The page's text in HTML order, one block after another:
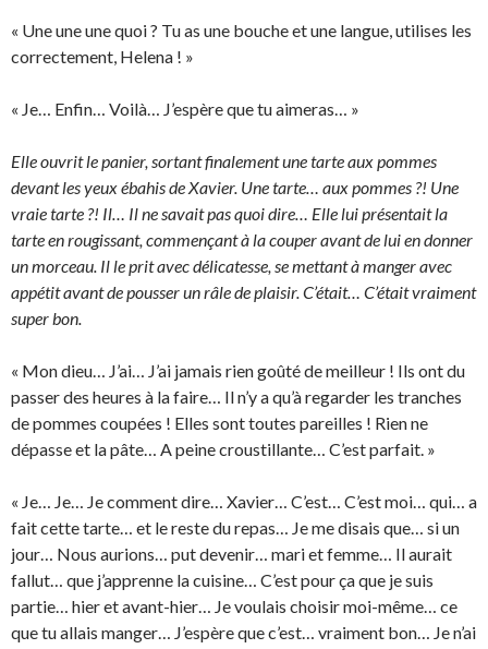
« Une une une quoi ? Tu as une bouche et une langue, utilises les
correctement, Helena ! »
« Je… Enfin… Voilà… J’espère que tu aimeras… »
Elle ouvrit le panier, sortant finalement une tarte aux pommes
devant les yeux ébahis de Xavier. Une tarte… aux pommes ?! Une
vraie tarte ?! Il… Il ne savait pas quoi dire… Elle lui présentait la
tarte en rougissant, commençant à la couper avant de lui en donner
un morceau. Il le prit avec délicatesse, se mettant à manger avec
appétit avant de pousser un râle de plaisir. C’était… C’était vraiment
super bon.
« Mon dieu… J’ai… J’ai jamais rien goûté de meilleur ! Ils ont du
passer des heures à la faire… Il n’y a qu’à regarder les tranches
de pommes coupées ! Elles sont toutes pareilles ! Rien ne
dépasse et la pâte… A peine croustillante… C’est parfait. »
« Je… Je… Je comment dire… Xavier… C’est… C’est moi… qui… a
fait cette tarte… et le reste du repas… Je me disais que… si un
jour… Nous aurions… put devenir… mari et femme… Il aurait
fallut… que j’apprenne la cuisine… C’est pour ça que je suis
partie… hier et avant-hier… Je voulais choisir moi-même… ce
que tu allais manger… J’espère que c’est… vraiment bon… Je n’ai